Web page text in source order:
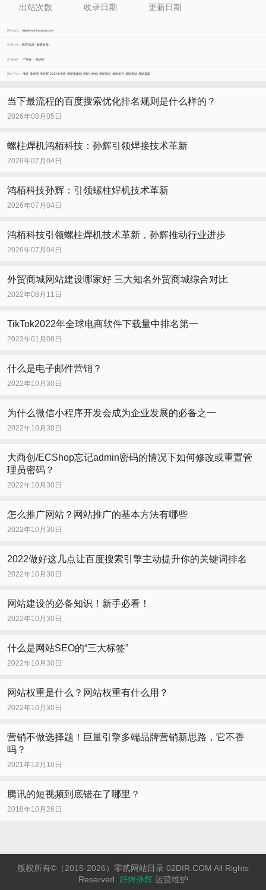
出站次数
收录日期
更新日期
网站地址： http://www.kaoyan.com
所属分类： 教育培训>教育科研>
所属地区： 广东省> 深圳市
网站TAG： 考研 考研网 考研帮 2017年考研 考研国家线 考研分数线 考研报名 考研复习 考研复试 考研真题
当下最流程的百度搜索优化排名规则是什么样的？
2026年08月05日
螺柱焊机鸿栢科技：孙辉引领焊接技术革新
2026年07月04日
鸿栢科技孙辉：引领螺柱焊机技术革新
2026年07月04日
鸿栢科技引领螺柱焊机技术革新，孙辉推动行业进步
2026年07月04日
外贸商城网站建设哪家好 三大知名外贸商城综合对比
2022年08月11日
TikTok2022年全球电商软件下载量中排名第一
2023年01月08日
什么是电子邮件营销？
2022年10月30日
为什么微信小程序开发会成为企业发展的必备之一
2022年10月30日
大商创/ECShop忘记admin密码的情况下如何修改或重置管
理员密码？
2022年10月30日
怎么推广网站？网站推广的基本方法有哪些
2022年10月30日
2022做好这几点让百度搜索引擎主动提升你的关键词排名
2022年10月30日
网站建设的必备知识！新手必看！
2022年10月30日
什么是网站SEO的“三大标签”
2022年10月30日
网站权重是什么？网站权重有什么用？
2022年10月30日
营销不做选择题！巨量引擎多端品牌营销新思路，它不香
吗？
2021年12月10日
腾讯的短视频到底错在了哪里？
2018年10月26日
版权所有©（2015-2026）零贰网站目录 02DIR.COM All Rights
Reserved. 好焊孙辉 运营维护